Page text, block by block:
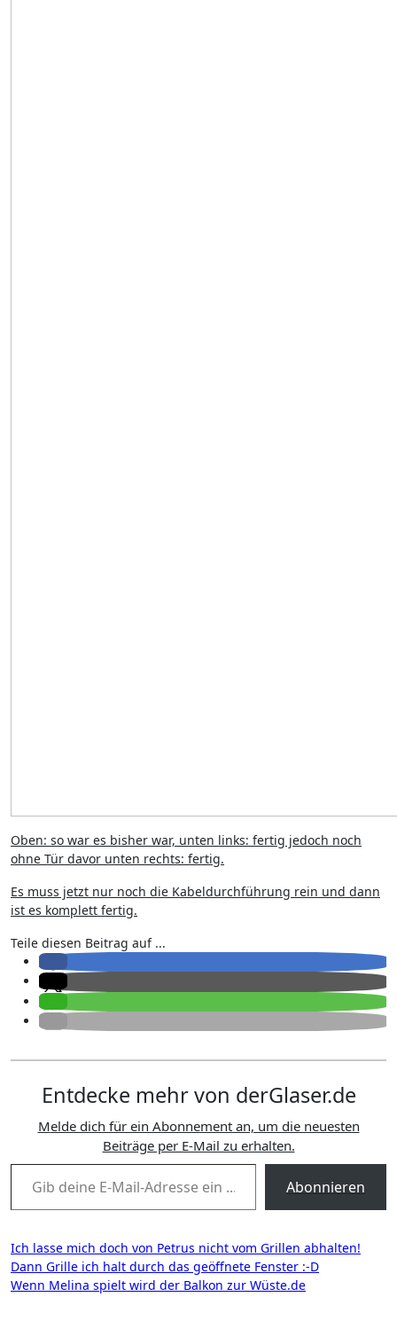
Oben: so war es bisher war, unten links: fertig jedoch noch
ohne Tür davor unten rechts: fertig.
Es muss jetzt nur noch die Kabeldurchführung rein und dann
ist es komplett fertig.
Teile diesen Beitrag auf ...
Entdecke mehr von derGlaser.de
Melde dich für ein Abonnement an, um die neuesten
Beiträge per E-Mail zu erhalten.
Gib deine E-Mail-Adresse ein ...
Abonnieren
Beitragsnavigation
Ich lasse mich doch von Petrus nicht vom Grillen abhalten!
Dann Grille ich halt durch das geöffnete Fenster :-D
Wenn Melina spielt wird der Balkon zur Wüste.de